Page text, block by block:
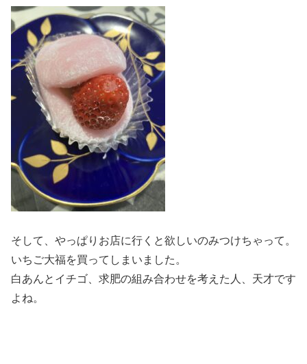
そして、やっぱりお店に行くと欲しいのみつけちゃって。
いちご大福を買ってしまいました。
白あんとイチゴ、求肥の組み合わせを考えた人、天才です
よね。